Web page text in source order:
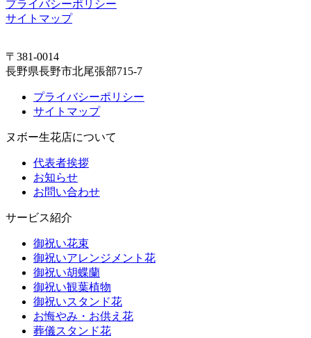
プライバシーポリシー
サイトマップ
〒381-0014
長野県長野市北尾張部715-7
プライバシーポリシー
サイトマップ
ヌボー生花店について
代表者挨拶
お知らせ
お問い合わせ
サービス紹介
御祝い花束
御祝いアレンジメント花
御祝い胡蝶蘭
御祝い観葉植物
御祝いスタンド花
お悔やみ・お供え花
葬儀スタンド花